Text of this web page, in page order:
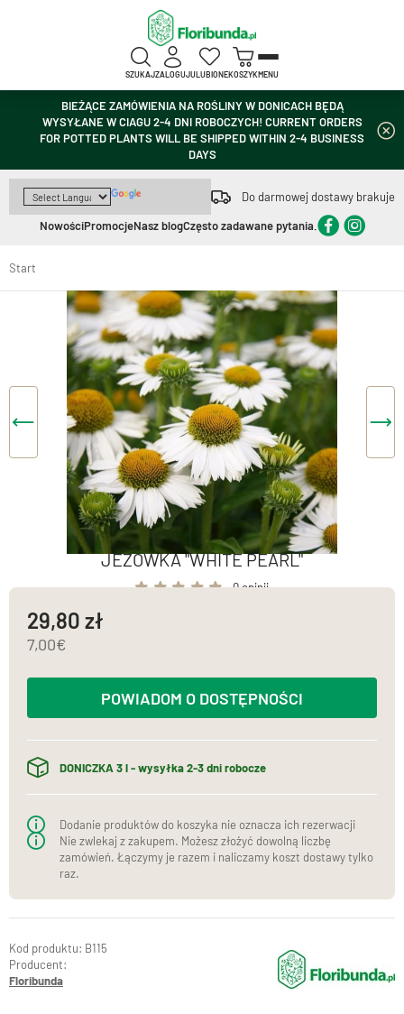
BIEŻĄCE ZAMÓWIENIA NA ROŚLINY W DONICACH BĘDĄ
WYSYŁANE W CIAGU 2-4 DNI ROBOCZYCH! CURRENT ORDERS
FOR POTTED PLANTS WILL BE SHIPPED WITHIN 2-4 BUSINESS
DAYS
Do darmowej dostawy brakuje
NowościPromocjeNasz blogCzęsto zadawane pytania.
SZUKAJZALOGUJULUBIONEKOSZYKMENU
Start
JEŻÓWKA "WHITE PEARL"
0 opinii
B115
Producent:
Floribunda
29,80
7,00
POWIADOM O DOSTĘPNOŚCI
DONICZKA 3 l - wysyłka 2-3 dni robocze
Dodanie produktów do koszyka nie oznacza ich rezerwacji
Nie zwlekaj z zakupem. Możesz złożyć dowolną liczbę
zamówień. Łączymy je razem i naliczamy koszt dostawy tylko
raz.